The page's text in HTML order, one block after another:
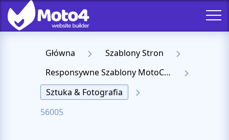
Główna
Szablony Stron
Responsywne Szablony MotoCMS 3
Sztuka & Fotografia
56005